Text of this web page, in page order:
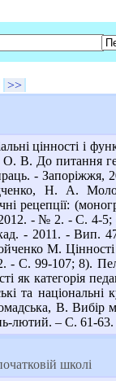
>>
і
В. До питання
праць. -
Н. А.
рецепції:
- № 2. - С. 4-
- 2011. -
М. Цінності
- С. 99-107; 8).
категорія
національні
В. Вибір
лютий. – С. 61-63.
школі